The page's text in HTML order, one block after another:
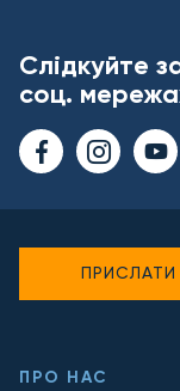
Слідкуйте
соц.
ПРО НАС